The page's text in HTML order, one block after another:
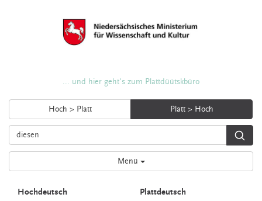
... und hier geht's zum Plattdüütskbüro
Hoch > Platt Platt > Hoch
Menü
Hochdeutsch Plattdeutsch